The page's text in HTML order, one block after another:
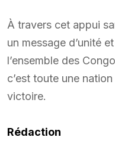
À travers cet appui
un message d’unité
l’ensemble des
c’est toute une
victoire.
Rédaction